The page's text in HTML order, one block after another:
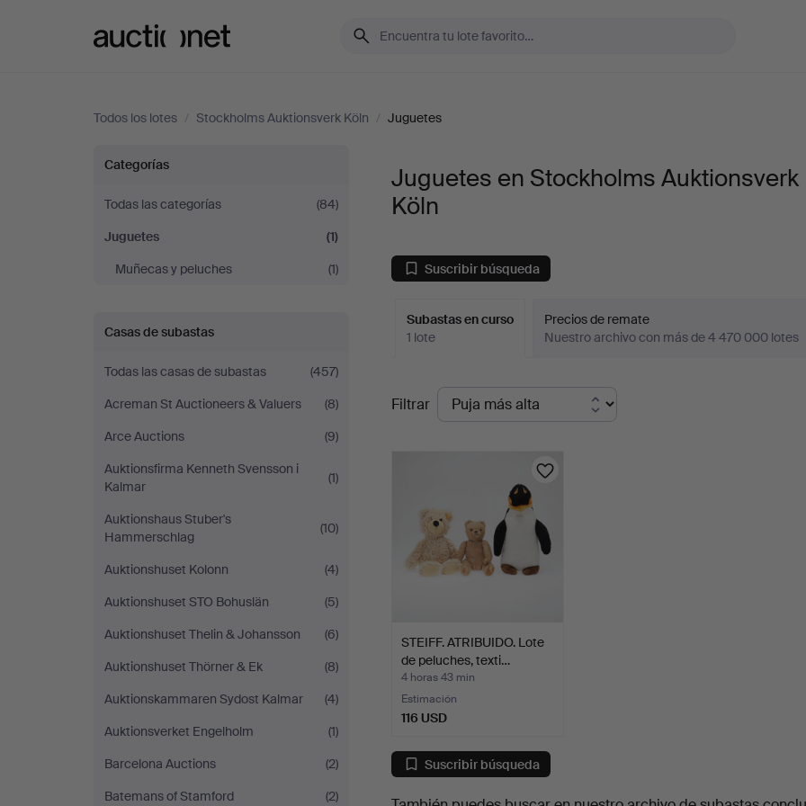
Todos los lotes / Stockholms Auktionsverk Köln / Juguetes
Juguetes
en
Stockholms
Köln
Categorías
Todas las categorías
(84)
Juguetes
(1)
Muñecas y peluches
(1)
Casas de subastas
Todas las casas de subastas
(457)
Acreman St Auctioneers & Valuers
(8)
Arce Auctions
(9)
Auktionsfirma Kenneth Svensson i
Kalmar
(1)
Auktionshaus Stuber's
Hammerschlag
(10)
Auktionshuset Kolonn
(4)
Auktionshuset STO Bohuslän
(5)
Auktionshuset Thelin & Johansson
(6)
Auktionshuset Thörner & Ek
(8)
Auktionskammaren Sydost Kalmar
(4)
Auktionsverket Engelholm
(1)
Barcelona Auctions
(2)
Batemans of Stamford
(2)
Juguetes en Stockholms Auktionsverk
Köln
Suscribir búsqueda
Subastas en curso
1 lote
Precios de remate
Nuestro archivo con más de 4 470 000 lotes
Subastas
en
Filtrar
STEIFF. ATRIBUIDO. Lote
de peluches, texti…
4 horas 43 min
Estimación
116 USD
Suscribir búsqueda